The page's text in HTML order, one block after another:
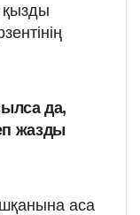
қызды
да,
жазды
аса